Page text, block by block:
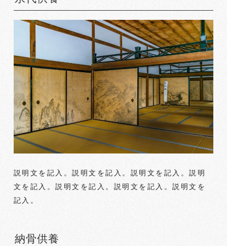
説明文を記入。説明文を記入。説明文を記入。説明
文を記入。説明文を記入。説明文を記入。説明文を
記入。
納骨供養